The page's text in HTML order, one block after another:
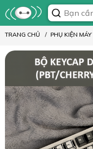
TRANG CHỦ PHỤ KIỆN MÁY